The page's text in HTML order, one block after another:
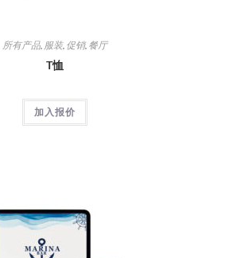
所有产品, 服装, 促销, 餐厅
T恤
加入报价